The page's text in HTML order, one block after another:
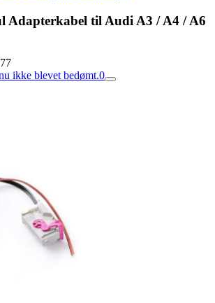
Adapterkabel til Audi A3 / A4 / A6
ikke blevet bedømt.0